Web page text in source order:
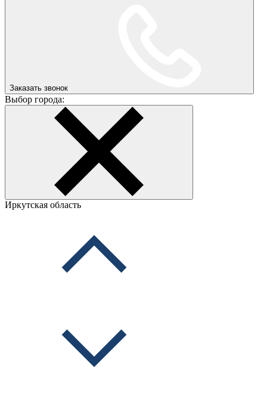
Заказать звонок
Выбор города:
Иркутская область